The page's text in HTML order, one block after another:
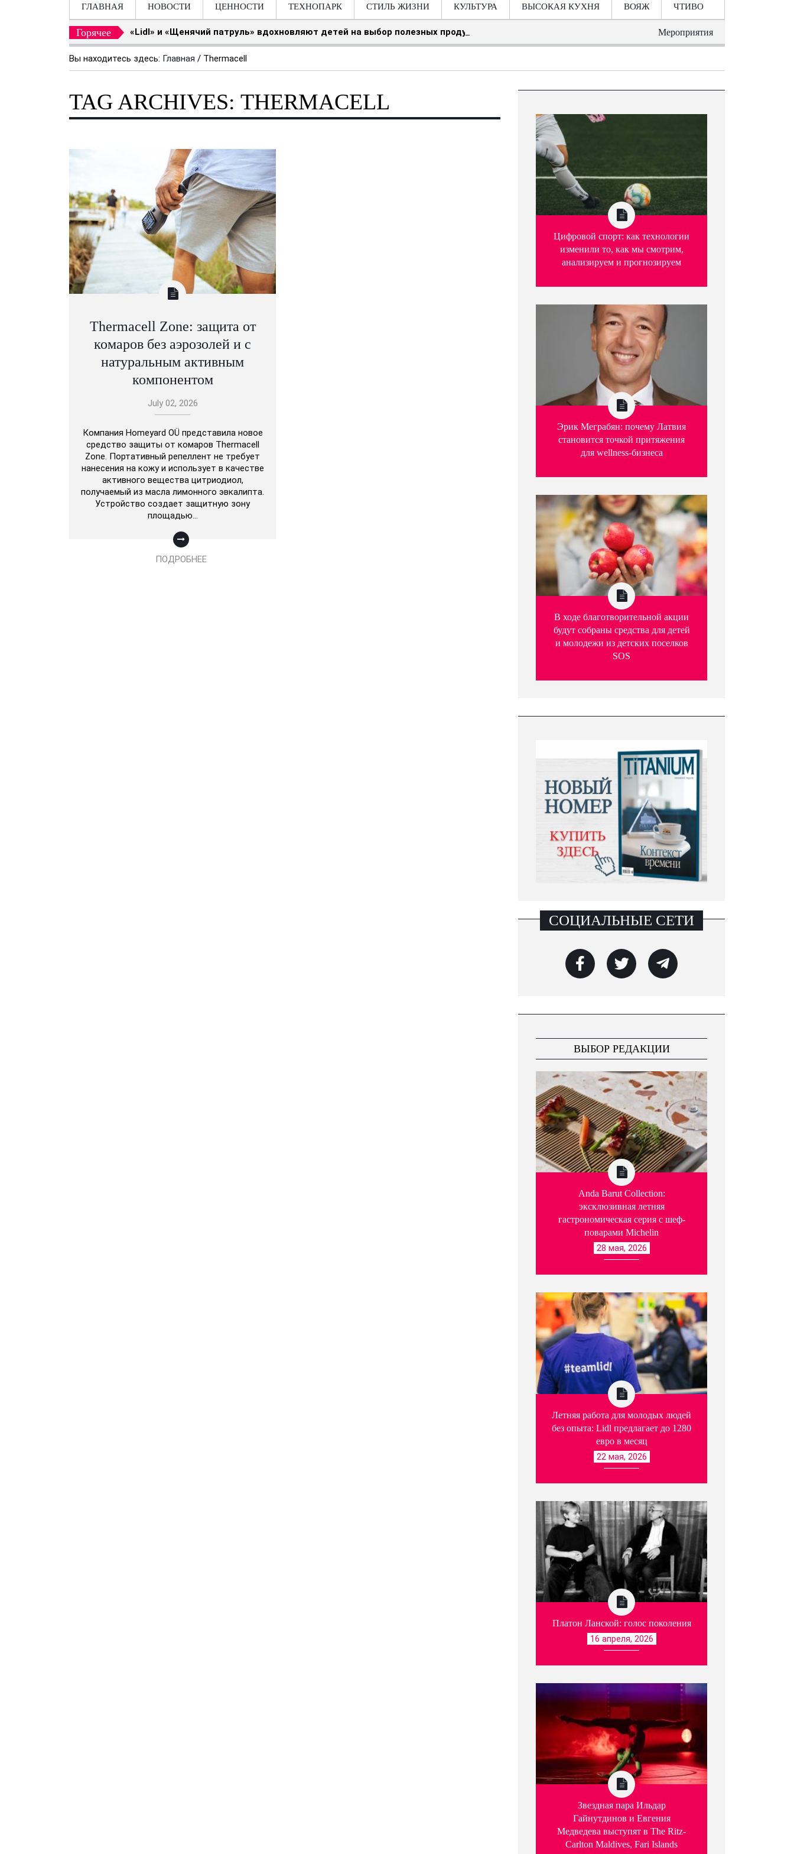
ГЛАВНАЯ НОВОСТИ ЦЕННОСТИ ТЕХНОПАРК СТИЛЬ ЖИЗНИ КУЛЬТУРА ВЫСОКАЯ КУХНЯ ВОЯЖ ЧТИВО
Горячее «Lidl» и «Щенячий патруль» вдохновляют детей на выбор полезных продуктов Мероприятия
Вы находитесь здесь: Главная / Thermacell
TAG ARCHIVES: THERMACELL
Thermacell Zone: защита от
комаров без аэрозолей и с
натуральным активным
компонентом
July 02, 2026
Компания Homeyard OÜ представила новое
средство защиты от комаров Thermacell
Zone. Портативный репеллент не требует
нанесения на кожу и использует в качестве
активного вещества цитриодиол,
получаемый из масла лимонного эвкалипта.
Устройство создает защитную зону
площадью…
ПОДРОБНЕЕ
Цифровой спорт: как технологии
изменили то, как мы смотрим,
анализируем и прогнозируем
Эрик Меграбян: почему Латвия
становится точкой притяжения
для wellness-бизнеса
В ходе благотворительной акции
будут собраны средства для детей
и молодежи из детских поселков
SOS
СОЦИАЛЬНЫЕ СЕТИ
ВЫБОР РЕДАКЦИИ
Anda Barut Collection:
эксклюзивная летняя
гастрономическая серия с шеф-
поварами Michelin
28 мая, 2026
Летняя работа для молодых людей
без опыта: Lidl предлагает до 1280
евро в месяц
22 мая, 2026
Платон Ланской: голос поколения
16 апреля, 2026
Звездная пара Ильдар
Гайнутдинов и Евгения
Медведева выступят в The Ritz-
Carlton Maldives, Fari Islands